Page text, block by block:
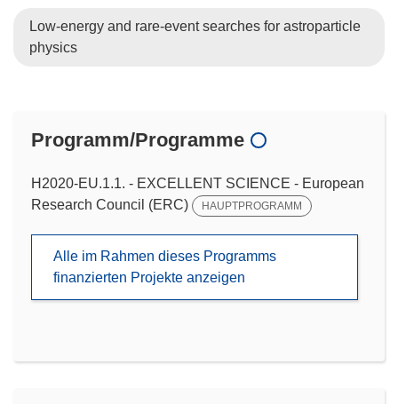
Low-energy and rare-event searches for astroparticle
physics
Programm/Programme
H2020-EU.1.1. - EXCELLENT SCIENCE - European
Research Council (ERC)
HAUPTPROGRAMM
Alle im Rahmen dieses Programms
finanzierten Projekte anzeigen